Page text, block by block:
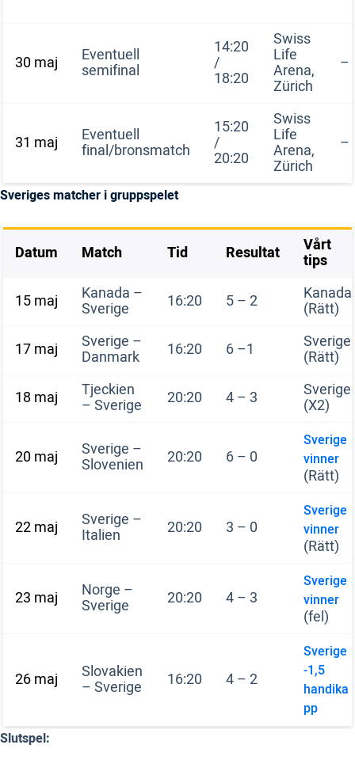
30 maj Eventuell
semifinal
14:20
/
18:20
Swiss
Life
Arena,
Zürich
–
31 maj Eventuell
final/bronsmatch
15:20
/
20:20
Swiss
Life
Arena,
Zürich
–
Sveriges matcher i gruppspelet
Datum Match Tid Resultat Vårt
tips
15 maj
Kanada –
Sverige 16:20 5 – 2 Kanada
(Rätt)
17 maj
Sverige –
Danmark 16:20 6 –1 Sverige
(Rätt)
18 maj
Tjeckien
– Sverige 20:20 4 – 3 Sverige
(X2)
20 maj Sverige –
Slovenien 20:20 6 – 0
Sverige
vinner
(Rätt)
22 maj Sverige –
Italien 20:20 3 – 0
Sverige
vinner
(Rätt)
23 maj Norge –
Sverige 20:20 4 – 3
Sverige
vinner
(fel)
26 maj Slovakien
– Sverige 16:20 4 – 2
Sverige
-1,5
handika
pp
Slutspel: